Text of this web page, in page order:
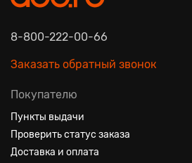
8-800-222-00-66
Заказать обратный звонок
Покупателю
Пункты выдачи
Проверить статус заказа
Доставка и оплата